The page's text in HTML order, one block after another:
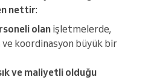
nettir:
olan işletmelerde,
ve koordinasyon büyük bir
ve maliyetli olduğu